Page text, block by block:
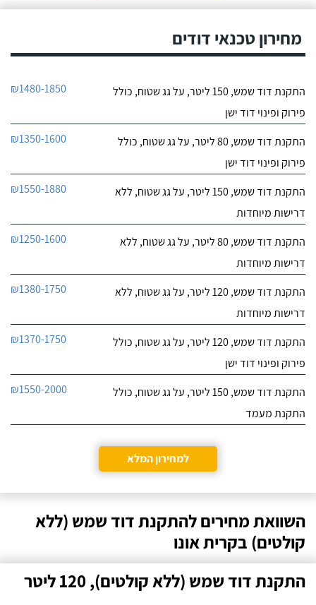
מחירון טכנאי דודים
התקנת דוד שמש, 150 ליטר, על גג שטוח, כולל
פירוק ופינוי דוד ישן
₪1480-1850
התקנת דוד שמש, 80 ליטר, על גג שטוח, כולל
פירוק ופינוי דוד ישן
₪1350-1600
התקנת דוד שמש, 150 ליטר, על גג שטוח, ללא
דרישות מיוחדות
₪1550-1880
התקנת דוד שמש, 80 ליטר, על גג שטוח, ללא
דרישות מיוחדות
₪1250-1600
התקנת דוד שמש, 120 ליטר, על גג שטוח, ללא
דרישות מיוחדות
₪1380-1750
התקנת דוד שמש, 120 ליטר, על גג שטוח, כולל
פירוק ופינוי דוד ישן
₪1370-1750
התקנת דוד שמש, 150 ליטר, על גג שטוח, כולל
התקנת מעמד
₪1550-2000
למחירון המלא
השוואת מחירים להתקנת דוד שמש (ללא
קולטים) בקרית אונו
התקנת דוד שמש (ללא קולטים), 120 ליטר